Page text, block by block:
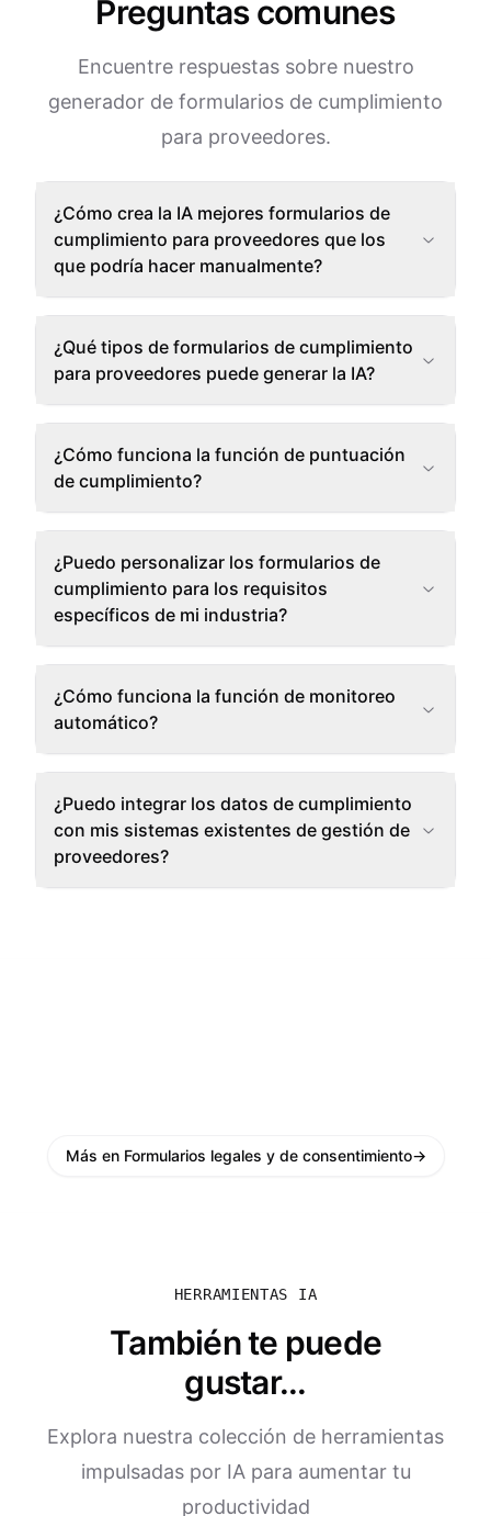
Preguntas comunes
Encuentre respuestas sobre nuestro
generador de formularios de cumplimiento
para proveedores.
¿Cómo crea la IA mejores formularios de
cumplimiento para proveedores que los
que podría hacer manualmente?
¿Qué tipos de formularios de cumplimiento
para proveedores puede generar la IA?
¿Cómo funciona la función de puntuación
de cumplimiento?
¿Puedo personalizar los formularios de
cumplimiento para los requisitos
específicos de mi industria?
¿Cómo funciona la función de monitoreo
automático?
¿Puedo integrar los datos de cumplimiento
con mis sistemas existentes de gestión de
proveedores?
Más en Formularios legales y de consentimiento→
HERRAMIENTAS IA
También te puede
gustar...
Explora nuestra colección de herramientas
impulsadas por IA para aumentar tu
productividad